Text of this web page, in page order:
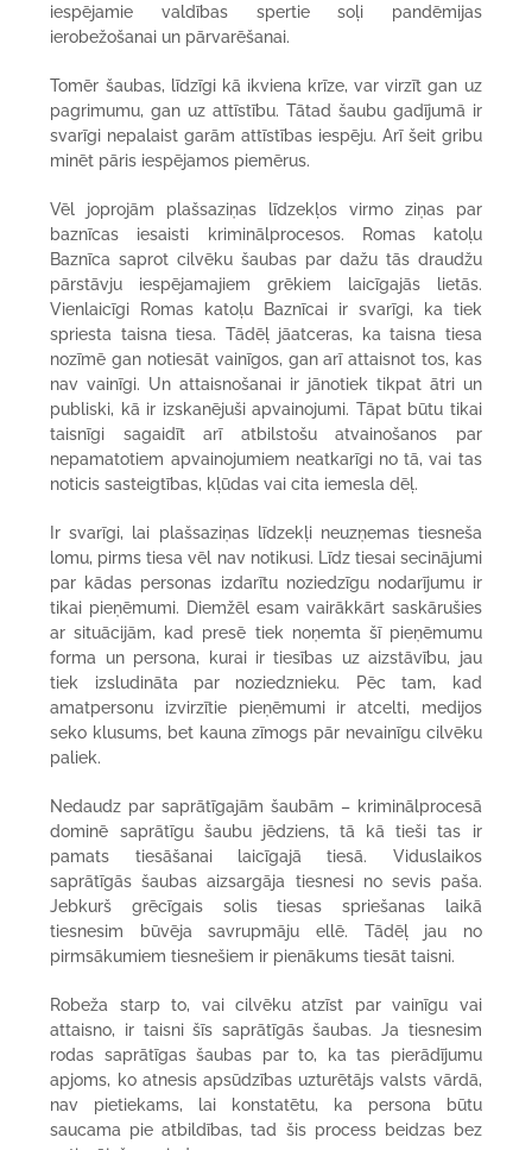
iespējamie valdības spertie soļi pandēmijas
ierobežošanai un pārvarēšanai.
Tomēr šaubas, līdzīgi kā ikviena krīze, var virzīt gan uz
pagrimumu, gan uz attīstību. Tātad šaubu gadījumā ir
svarīgi nepalaist garām attīstības iespēju. Arī šeit gribu
minēt pāris iespējamos piemērus.
Vēl joprojām plašsaziņas līdzekļos virmo ziņas par
baznīcas iesaisti kriminālprocesos. Romas katoļu
Baznīca saprot cilvēku šaubas par dažu tās draudžu
pārstāvju iespējamajiem grēkiem laicīgajās lietās.
Vienlaicīgi Romas katoļu Baznīcai ir svarīgi, ka tiek
spriesta taisna tiesa. Tādēļ jāatceras, ka taisna tiesa
nozīmē gan notiesāt vainīgos, gan arī attaisnot tos, kas
nav vainīgi. Un attaisnošanai ir jānotiek tikpat ātri un
publiski, kā ir izskanējuši apvainojumi. Tāpat būtu tikai
taisnīgi sagaidīt arī atbilstošu atvainošanos par
nepamatotiem apvainojumiem neatkarīgi no tā, vai tas
noticis sasteigtības, kļūdas vai cita iemesla dēļ.
Ir svarīgi, lai plašsaziņas līdzekļi neuzņemas tiesneša
lomu, pirms tiesa vēl nav notikusi. Līdz tiesai secinājumi
par kādas personas izdarītu noziedzīgu nodarījumu ir
tikai pieņēmumi. Diemžēl esam vairākkārt saskārušies
ar situācijām, kad presē tiek noņemta šī pieņēmumu
forma un persona, kurai ir tiesības uz aizstāvību, jau
tiek izsludināta par noziedznieku. Pēc tam, kad
amatpersonu izvirzītie pieņēmumi ir atcelti, medijos
seko klusums, bet kauna zīmogs pār nevainīgu cilvēku
paliek.
Nedaudz par saprātīgajām šaubām – kriminālprocesā
dominē saprātīgu šaubu jēdziens, tā kā tieši tas ir
pamats tiesāšanai laicīgajā tiesā. Viduslaikos
saprātīgās šaubas aizsargāja tiesnesi no sevis paša.
Jebkurš grēcīgais solis tiesas spriešanas laikā
tiesnesim būvēja savrupmāju ellē. Tādēļ jau no
pirmsākumiem tiesnešiem ir pienākums tiesāt taisni.
Robeža starp to, vai cilvēku atzīst par vainīgu vai
attaisno, ir taisni šīs saprātīgās šaubas. Ja tiesnesim
rodas saprātīgas šaubas par to, ka tas pierādījumu
apjoms, ko atnesis apsūdzības uzturētājs valsts vārdā,
nav pietiekams, lai konstatētu, ka persona būtu
saucama pie atbildības, tad šis process beidzas bez